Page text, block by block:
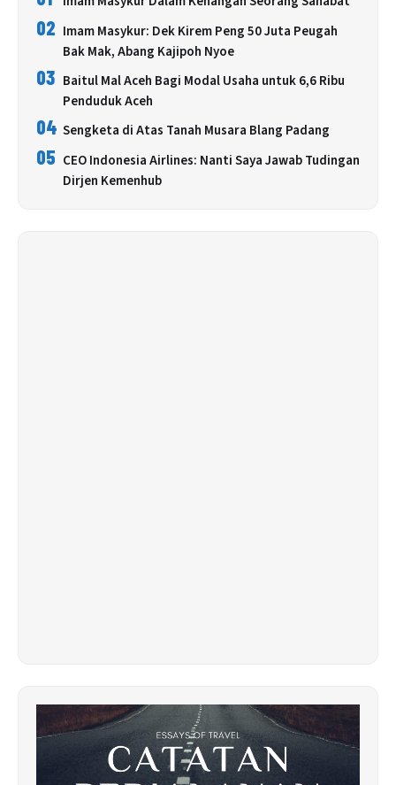
02 Imam Masykur: Dek Kirem Peng 50 Juta Peugah
Bak Mak, Abang Kajipoh Nyoe
03 Baitul Mal Aceh Bagi Modal Usaha untuk 6,6 Ribu
Penduduk Aceh
04 Sengketa di Atas Tanah Musara Blang Padang
05 CEO Indonesia Airlines: Nanti Saya Jawab Tudingan
Dirjen Kemenhub